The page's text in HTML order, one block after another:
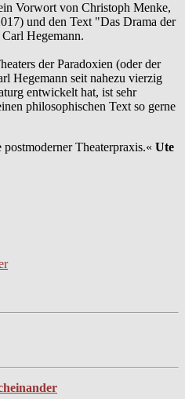
Vorwort von Christoph Menke,
und den Text "Das Drama der
Hegemann.
der Paradoxien (oder der
Hegemann seit nahezu vierzig
entwickelt hat, ist sehr
philosophischen Text so gerne
Theaterpraxis.« Ute